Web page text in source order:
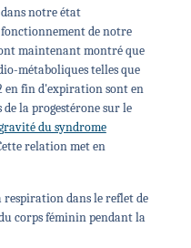
notre état
de notre
maintenant montré que
métaboliques telles que
en fin d'expiration sont en
la progestérone sur le
du syndrome
relation met en
dans le reflet de
corps féminin pendant la